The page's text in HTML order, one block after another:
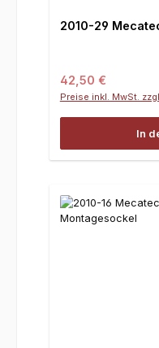
2010-29
Regulärer Preis:
42,50 €
Preise inkl. MwSt.
In